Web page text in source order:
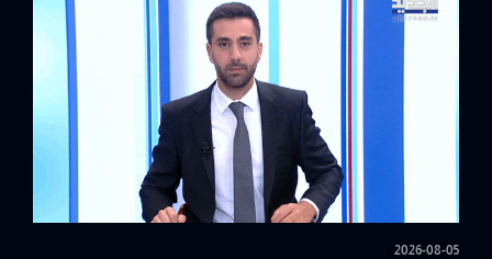
2026-08-05